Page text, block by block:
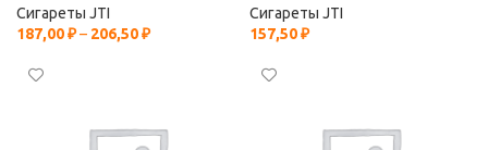
Сигареты JTI
187,00₽– 206,50₽
Сигареты JTI
157,50₽